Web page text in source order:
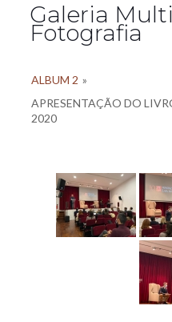
Galeria
Fotografia
ALBUM 2 »
APRESENTAÇÃO DO
2020